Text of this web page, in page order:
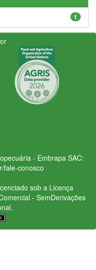
1
- Embrapa SAC:
fale-conosco
sob a Licença
- SemDerivações